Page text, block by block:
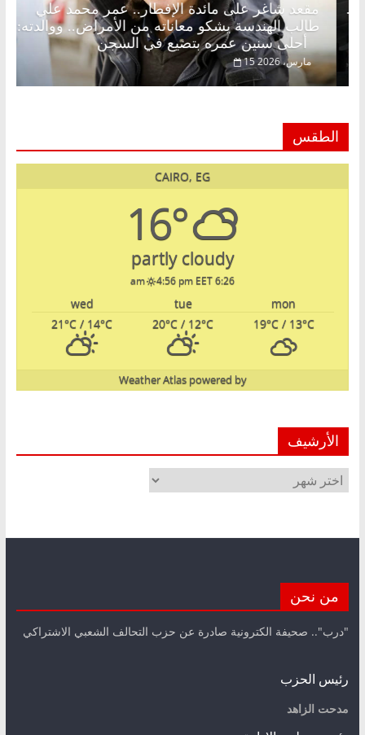
مقعد شاغر على
طالب الهندسة يشكو
أحلى سنين عمره بتضيع في السجن
15 مارس، 2026
وبلكونة بلا زينة رمضان.. د.
خبير اقتصادي في انتظار حلم
الطقس
CAIRO, EG
16°
partly cloudy
6:26 am
4:56 pm EET
mon
tue
wed
19°C/ 13°C
20°C / 12°C
21°C / 14°C
powered by
Weather Atlas
الأرشيف
الأرشيف
من نحن
"درب".. صحيفة الكترونية صادرة عن حزب التحالف الشعبي الاشتراكي
رئيس الحزب
مدحت الزاهد